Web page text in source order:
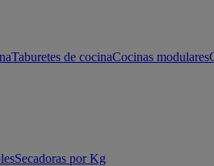
Taburetes de cocinaCocinas modulares
Secadoras por Kg